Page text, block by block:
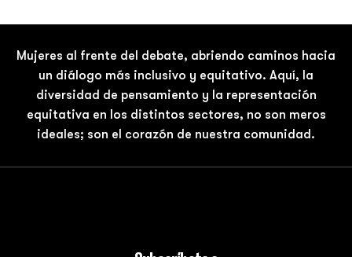
Mujeres al frente del debate, abriendo caminos hacia
un diálogo más inclusivo y equitativo. Aquí, la
diversidad de pensamiento y la representación
equitativa en los distintos sectores, no son meros
ideales; son el corazón de nuestra comunidad.